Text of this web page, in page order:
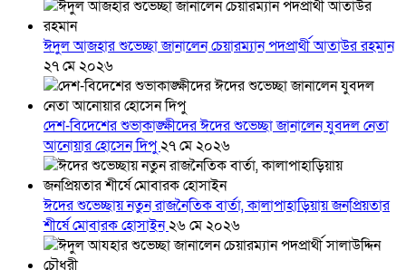
ঈদুল আজহার শুভেচ্ছা জানালেন চেয়ারম্যান পদপ্রার্থী আতাউর রহমান
২৭ মে ২০২৬
দেশ-বিদেশের শুভাকাঙ্ক্ষীদের ঈদের শুভেচ্ছা জানালেন যুবদল নেতা
আনোয়ার হোসেন দিপু২৭ মে ২০২৬
ঈদের শুভেচ্ছায় নতুন রাজনৈতিক বার্তা, কালাপাহাড়িয়ায় জনপ্রিয়তার
শীর্ষে মোবারক হোসাইন২৬ মে ২০২৬